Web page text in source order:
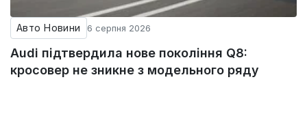
Авто Новини 6 серпня 2026
Audi підтвердила нове покоління Q8:
кросовер не зникне з модельного ряду